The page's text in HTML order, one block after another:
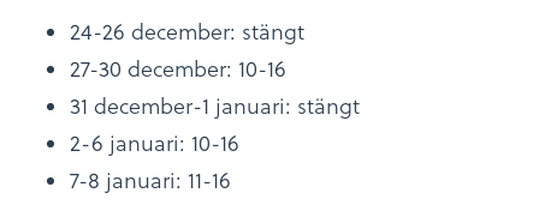
24-26 december: stängt
27-30 december: 10-16
31 december-1 januari: stängt
2-6 januari: 10-16
7-8 januari: 11-16